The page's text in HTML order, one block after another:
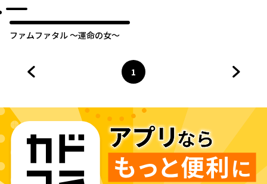
ファムファタル 〜運命の女〜
ページ
1
へ